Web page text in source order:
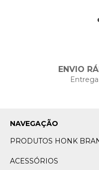
ENVIO
NAVEGAÇÃO
PRODUTOS HONK
ACESSÓRIOS